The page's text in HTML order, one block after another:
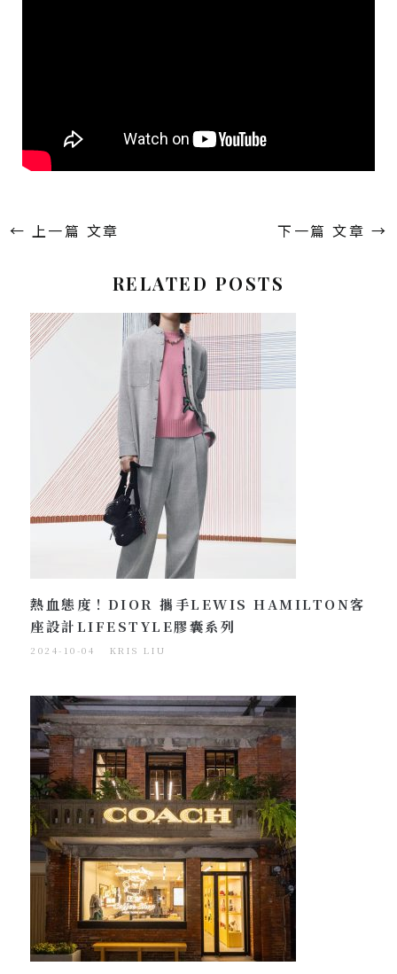
← 上一篇 文章 下一篇 文章 →
RELATED POSTS
熱血態度！DIOR 攜手LEWIS HAMILTON客
座設計LIFESTYLE膠囊系列
2024-10-04 KRIS LIU